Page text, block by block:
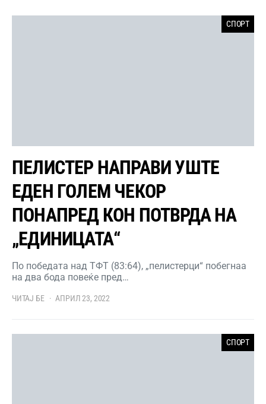
СПОРТ
ПЕЛИСТЕР НАПРАВИ УШТЕ
ЕДЕН ГОЛЕМ ЧЕКОР
ПОНАПРЕД КОН ПОТВРДА НА
„ЕДИНИЦАТА“
По победата над ТФТ (83:64), „пелистерци“ побегнаа
на два бода повеќе пред…
ЧИТАЈ БЕ АПРИЛ 23, 2022
СПОРТ